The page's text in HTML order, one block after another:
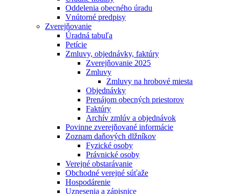
Oddelenia obecného úradu
Vnútorné predpisy
Zverejňovanie
Úradná tabuľa
Petície
Zmluvy, objednávky, faktúry
Zverejňovanie 2025
Zmluvy
Zmluvy na hrobové miesta
Objednávky
Prenájom obecných priestorov
Faktúry
Archív zmlúv a objednávok
Povinne zverejňované informácie
Zoznam daňových dlžníkov
Fyzické osoby
Právnické osoby
Verejné obstarávanie
Obchodné verejné súťaže
Hospodárenie
Uznesenia a zápisnice